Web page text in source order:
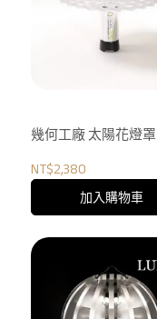
幾何工廠 太陽花燈罩
NT$2,380
加入購物車